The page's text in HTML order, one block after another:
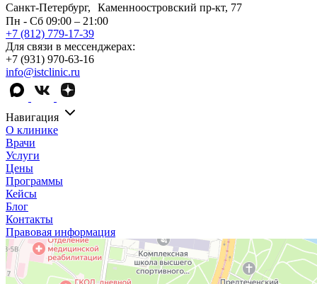
Санкт-Петербург, Каменноостровский пр-кт, 77
Пн - Сб 09:00 – 21:00
+7 (812) 779-17-39
Для связи в мессенджерах:
+7 (931) 970-63-16
info@istclinic.ru
Навигация
О клинике
Врачи
Услуги
Цены
Программы
Кейсы
Блог
Контакты
Правовая информация